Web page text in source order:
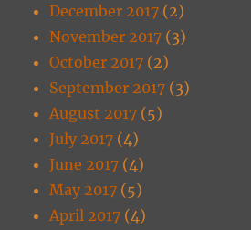
December 2017 (2)
November 2017 (3)
October 2017 (2)
September 2017 (3)
August 2017 (5)
July 2017 (4)
June 2017 (4)
May 2017 (5)
April 2017 (4)